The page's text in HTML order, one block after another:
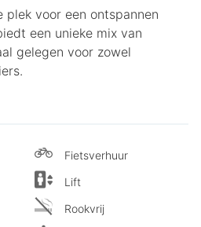
voor een ontspannen
een unieke mix van
gelegen voor zowel
Fietsverhuur
Lift
Rookvrij